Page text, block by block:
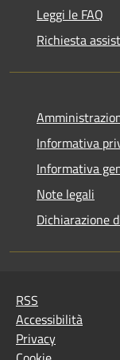
Leggi le FAQ
Richiesta
Informativa
Informativa
Note legali
Dichiarazione
RSS
Accessibilità
Privacy